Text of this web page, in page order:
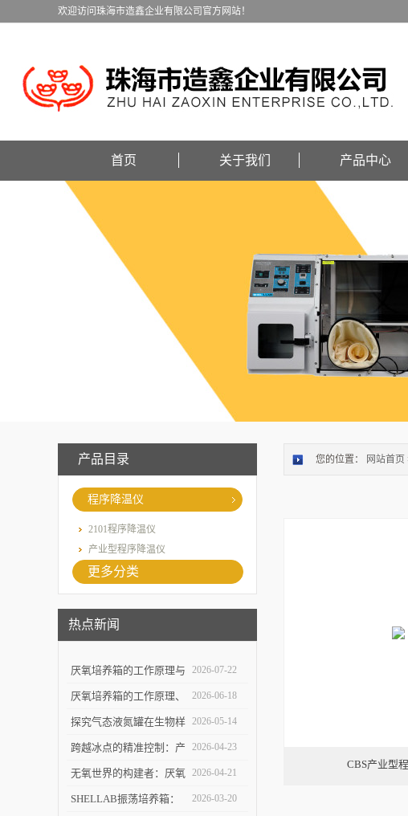
欢迎访问珠海市造鑫企业有限公司官方网站！
首页 关于我们 产品中心
产品目录
程序降温仪
2101程序降温仪
产业型程序降温仪
更多分类
热点新闻
厌氧培养箱的工作原理与
操作环境控制技术解析
2026-07-22
厌氧培养箱的工作原理、
结构设计与微生物培养应
用探讨
2026-06-18
探究气态液氮罐在生物样
本深低温存储中的技术优
势与安全逻辑
2026-05-14
跨越冰点的精准控制：产
业型程序降温仪在生物制
造中的价值
2026-04-23
无氧世界的构建者：厌氧
培养箱的技术原理与应用
2026-04-21
SHELLAB振荡培养箱： 2026-03-20
您的位置： 网站首页
CBS产业型